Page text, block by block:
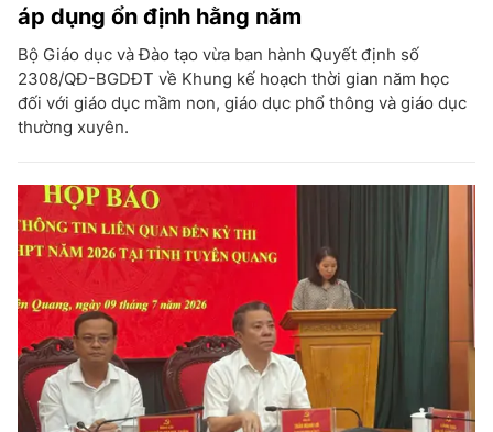
áp dụng ổn định hằng năm
Bộ Giáo dục và Đào tạo vừa ban hành Quyết định số
2308/QĐ-BGDĐT về Khung kế hoạch thời gian năm học
đối với giáo dục mầm non, giáo dục phổ thông và giáo dục
thường xuyên.